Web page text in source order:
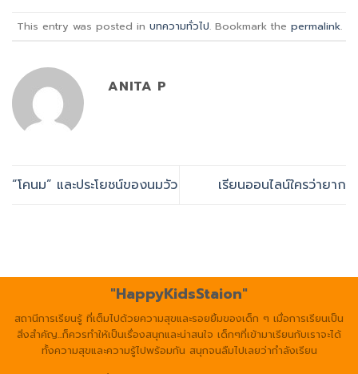
This entry was posted in บทความทั่วไป. Bookmark the permalink.
ANITA P
“โคนม” และประโยชน์ของนมวัว เรียนออนไลน์ใครว่ายาก
"HappyKidsStaion"
สถานีการเรียนรู้ ที่เต็มไปด้วยความสุขและรอยยิ้มของเด็ก ๆ เมื่อการเรียนเป็น
สิ่งสำคัญ...ก็ควรทำให้เป็นเรื่องสนุกและน่าสนใจ เด็กๆที่เข้ามาเรียนกับเราจะได้
ทั้งความสุขและความรู้ไปพร้อมกัน สนุกจนลืมไปเลยว่ากำลังเรียน